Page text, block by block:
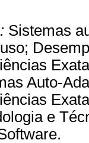
Sistemas
Auto-
e